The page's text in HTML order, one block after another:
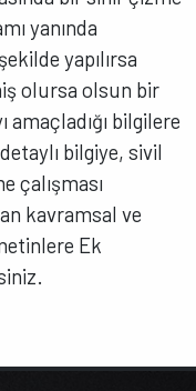
yanında
yapılırsa
olursa olsun bir
amaçladığı bilgilere
bilgiye, sivil
çalışması
kavramsal ve
Ek